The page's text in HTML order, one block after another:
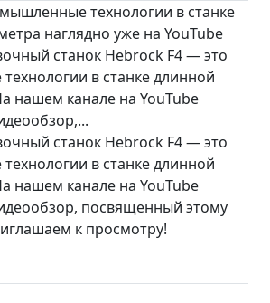
технологии в станке
наглядно уже на YouTube
станок Hebrock F4 — это
в станке длинной
нашем канале на YouTube
станок Hebrock F4 — это
в станке длинной
нашем канале на YouTube
посвященный этому
к просмотру!